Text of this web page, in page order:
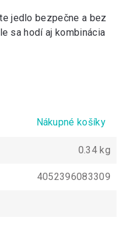
jedlo bezpečne a bez
sa hodí aj kombinácia
Nákupné košíky
0.34 kg
4052396083309